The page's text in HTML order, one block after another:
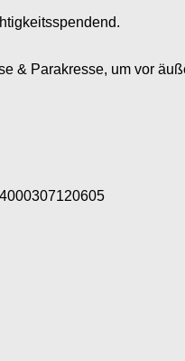
& Parakresse, um vor
4000307120605